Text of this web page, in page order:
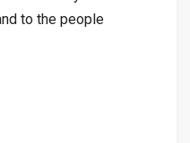
to the people